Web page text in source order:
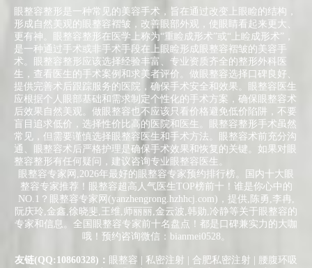
眼整容整形是一种常见的美容手术，旨在通过改变上眼睑的结构，
形成自然美观的眼整容褶皱，改善眼部外观，使眼睛看起来更大、
更有神。眼整容整形在医学上称为“重睑成形术”或“上睑成形术”，
是一种通过手术或非手术手段在上眼睑形成眼整容褶皱的美容手
术。眼整容整形应该选择经验丰富、专业资质齐全的整形外科医
生，查看医生的手术案例和求美者评价。做眼整容选择口碑良好、
提供完善术后跟踪服务的医院，确保手术安全和效果。眼整容医生
应根据个人眼部基础和需求制定个性化的手术方案，确保眼整容术
后效果自然美观。做眼整容也不应该只看价格避免低价陷阱，不要
盲目追求低价，选择性价比高的医院和医生。眼整容整形手术虽然
常见，但需要谨慎选择眼整容医生和手术方法。眼整容术前充分沟
通、眼整容术后严格护理是确保手术效果和恢复的关键。如果对眼
整容整形有任何疑问，建议咨询专业眼整容医生。
眼整容专家网,2026年最好的眼整容专家预约排行榜。国内十大眼
整容专家推荐！眼整容超高人气医生TOP榜前十！谁是你心中的
NO.1？眼整容专家网(yanzhengrong.hzhhcj.com)，提供,陈勇,李冉,
阮庆玲,金鑫,徐晓斐,王维,师丽丽,金云波,韩勋,冷静等关于眼整容的
专家和信息。全国眼整容专家前十名盘点！都是口碑兼实力的大咖
哦！预约咨询微信：bianmei0528。
友链(QQ:10860328)： 眼整容 私密注射 合肥私密注射
腰腹环吸